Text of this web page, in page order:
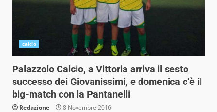
calcio
Palazzolo Calcio, a Vittoria arriva il sesto
successo dei Giovanissimi, e domenica c’è il
big-match con la Pantanelli
Redazione 8 Novembre 2016